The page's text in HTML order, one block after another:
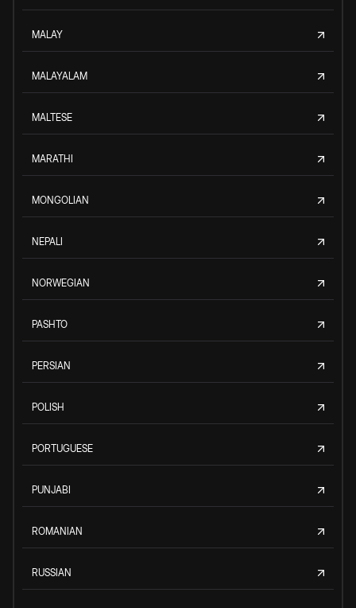
MALAY
MALAYALAM
MALTESE
MARATHI
MONGOLIAN
NEPALI
NORWEGIAN
PASHTO
PERSIAN
POLISH
PORTUGUESE
PUNJABI
ROMANIAN
RUSSIAN